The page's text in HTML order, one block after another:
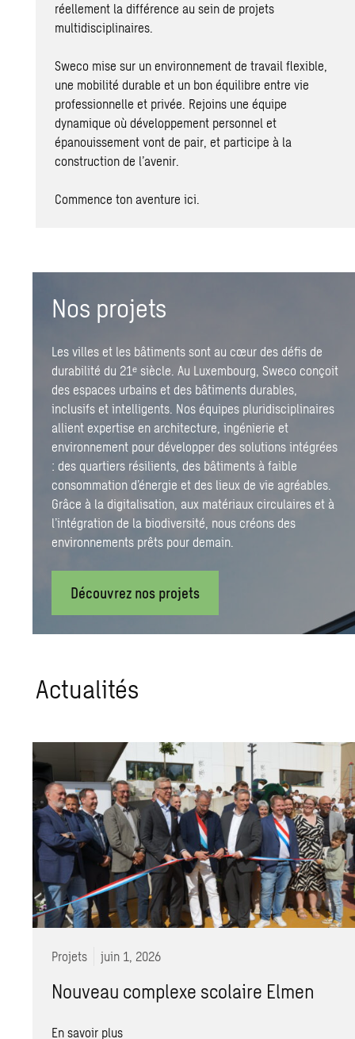
réellement la différence au sein de projets
multidisciplinaires.
Sweco mise sur un environnement de travail flexible,
une mobilité durable et un bon équilibre entre vie
professionnelle et privée. Rejoins une équipe
dynamique où développement personnel et
épanouissement vont de pair, et participe à la
construction de l’avenir.
Commence ton aventure ici.
Nos projets
Les villes et les bâtiments sont au cœur des défis de
durabilité du 21ᵉ siècle. Au Luxembourg, Sweco conçoit
des espaces urbains et des bâtiments durables,
inclusifs et intelligents. Nos équipes pluridisciplinaires
allient expertise en architecture, ingénierie et
environnement pour développer des solutions intégrées
: des quartiers résilients, des bâtiments à faible
consommation d’énergie et des lieux de vie agréables.
Grâce à la digitalisation, aux matériaux circulaires et à
l’intégration de la biodiversité, nous créons des
environnements prêts pour demain.
Découvrez nos projets
Actualités
Projets juin 1, 2026
Nouveau complexe scolaire Elmen
En savoir plus